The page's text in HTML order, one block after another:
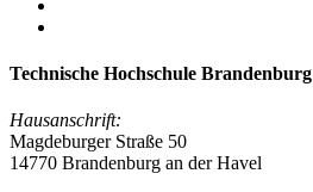
Technische Hochschule Brandenburg
Hausanschrift:
Magdeburger Straße 50
14770 Brandenburg an der Havel